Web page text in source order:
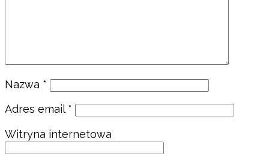
Nazwa *
Adres email*
Witryna internetowa